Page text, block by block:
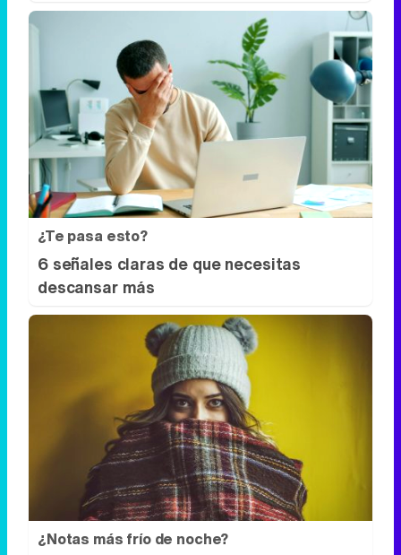
¿Te pasa esto?
6 señales claras de que necesitas
descansar más
¿Notas más frío de noche?